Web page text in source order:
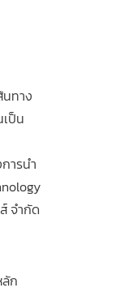
นทาง
ป็น
ารนำ
จำกัด
ก